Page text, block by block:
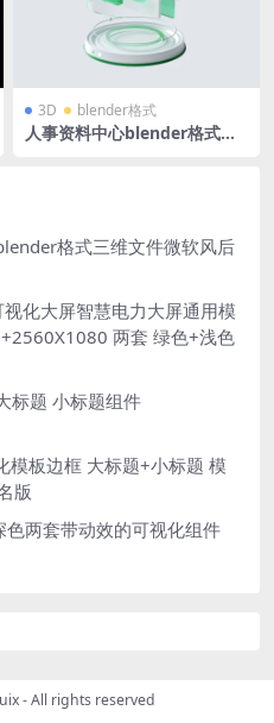
3D blender格式
人事资料中心blender格式浅
格式三维文件微软风后
化大屏智慧电力大屏通用模
两套 绿色+浅色
标题 小标题组件
模板边框 大标题+小标题 模
版
两套带动效的可视化组件
- All rights reserved